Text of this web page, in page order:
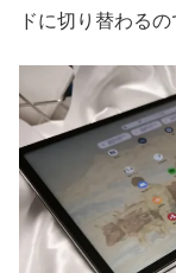
ドに切り替わる